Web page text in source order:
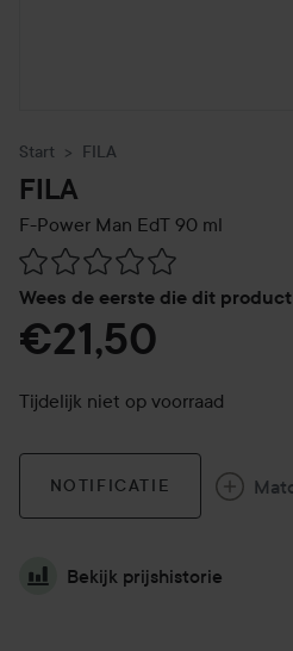
Start FILA
FILA
F-Power Man EdT 90 ml
Wees de eerste die dit
Ga naar Reviews & reacties
€21,50
Tijdelijk niet op voorraad
NOTIFICATIE
Bekijk prijshistorie